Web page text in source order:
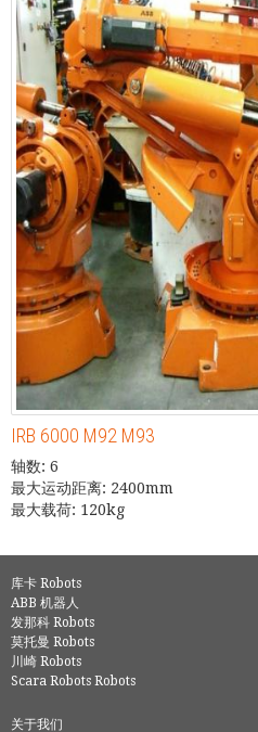
IRB 6000 M92 M93
轴数: 6
最大运动距离: 2400mm
最大载荷: 120kg
库卡 Robots
ABB 机器人
发那科 Robots
莫托曼 Robots
川崎 Robots
Scara Robots Robots
关于我们